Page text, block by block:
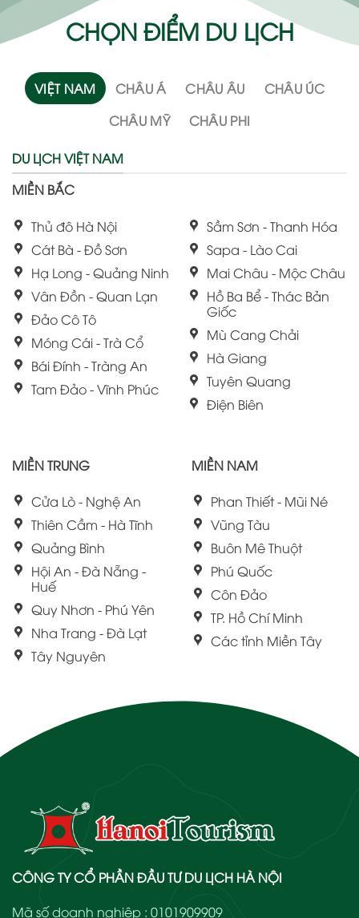
CHỌN ĐIỂM DU LỊCH
VIỆT NAM CHÂU Á CHÂU ÂU
CHÂU ÚC
CHÂU MỸ
CHÂU PHI
DU LỊCH VIỆT NAM
MIỀN BẮC
Thủ đô Hà Nội
Cát Bà - Đồ Sơn
Hạ Long - Quảng Ninh
Vân Đồn - Quan Lạn
Đảo Cô Tô
Móng Cái - Trà Cổ
Bái Đính - Tràng An
Tam Đảo - Vĩnh Phúc
Sầm Sơn - Thanh Hóa
Sapa - Lào Cai
Mai Châu - Mộc Châu
Hồ Ba Bể - Thác Bản
Giốc
Mù Cang Chải
Hà Giang
Tuyên Quang
Điện Biên
MIỀN TRUNG
Cửa Lò - Nghệ An
Thiên Cầm - Hà Tĩnh
Quảng Bình
Hội An - Đà Nẵng -
Huế
Quy Nhơn - Phú Yên
Nha Trang - Đà Lạt
Tây Nguyên
MIỀN NAM
Phan Thiết - Mũi Né
Vũng Tàu
Buôn Mê Thuột
Phú Quốc
Côn Đảo
TP. Hồ Chí Minh
Các tỉnh Miền Tây
CÔNG TY CỔ PHẦN ĐẦU TƯ DU LỊCH HÀ NỘI
Mã số doanh nghiệp : 0101909909